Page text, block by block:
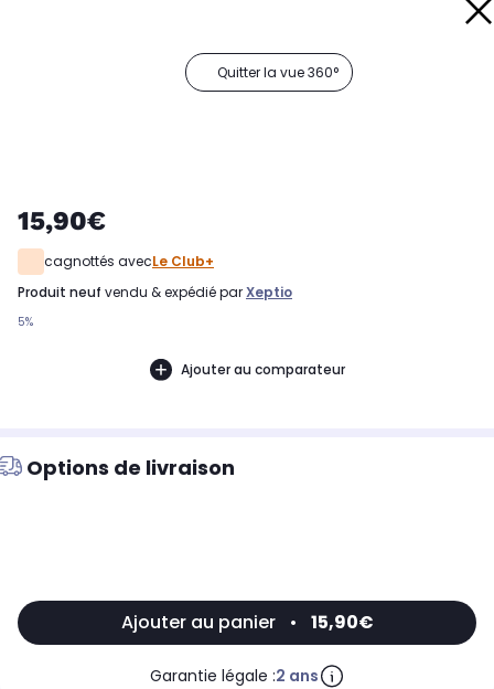
Quitter la vue 360°
15,90€
cagnottés avecLe Club+
produit neuf vendu & expédié parXeptio
5%
Ajouter au comparateur
Options de livraison
Ajouter au panier • 15,90€
Garantie légale :2 ans